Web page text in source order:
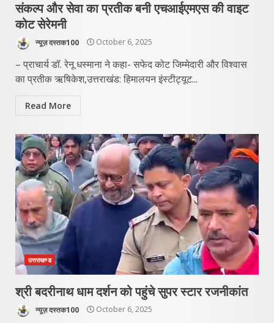
संकल्प और सेवा का प्रतीक बनी एचआईएमएस की वाइट
कोट सेरेमनी
न्यूज़ दस्तक100 October 6, 2025
– प्राचार्य डॉ. रेनू धस्माना ने कहा- सफेद कोट जिम्मेदारी और विश्वास
का प्रतीक ऋषिकेश,उत्तराखंड: हिमालयन इंस्टीट्यूट...
Read More
उत्तराखण्ड
श्री बदरीनाथ धाम दर्शन को पहुंचे सुपर स्टार रजनीकांत
न्यूज़ दस्तक100 October 6, 2025